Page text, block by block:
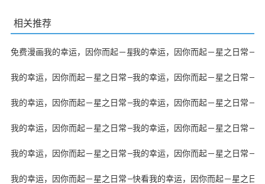
相关推荐
免费漫画我的幸运，因你而起－星之日常－我的幸运，因你而起－星之日常－
我的幸运，因你而起－星之日常－漫漫漫画免费版在线阅读
我的幸运，因你而起－星之日常－
我的幸运，因你而起－星之日常－51漫画我的幸运，因你而起－星之日常－
我的幸运，因你而起－星之日常－拷贝漫画我的幸运，因你而起－星之日常－
我的幸运，因你而起－星之日常－下拉漫画我的幸运，因你而起－星之日常－
我的幸运，因你而起－星之日常－的小说快看我的幸运，因你而起－星之日